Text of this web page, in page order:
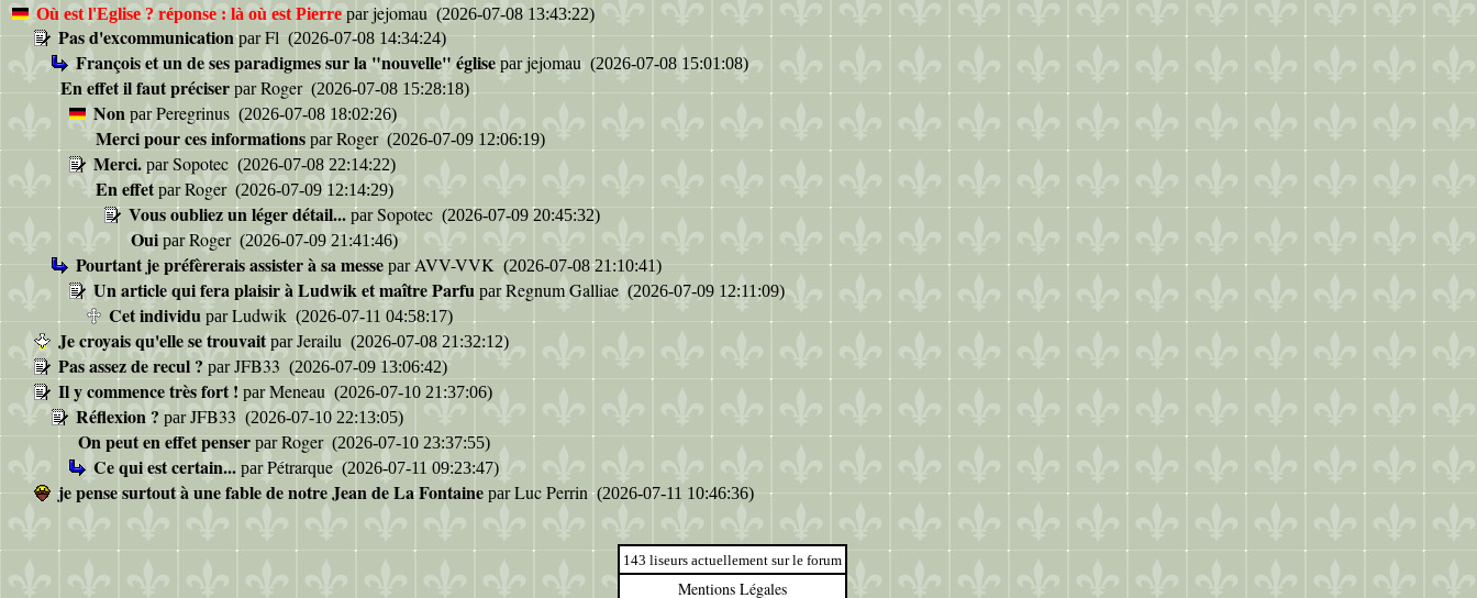
Où est l'Eglise ? réponse : là où est Pierreparjejomau(2026-07-08 13:43:22)
Pas d'excommunicationparFl (2026-07-08 14:34:24)
François et un de ses paradigmes sur la "nouvelle" église parjejomau (2026-07-08 15:01:08)
En effet il faut préciser parRoger (2026-07-08 15:28:18)
Non parPeregrinus (2026-07-08 18:02:26)
Merci pour ces informations parRoger (2026-07-09 12:06:19)
Merci. parSopotec (2026-07-08 22:14:22)
En effetparRoger (2026-07-09 12:14:29)
Vous oubliez un léger détail... parSopotec (2026-07-09 20:45:32)
OuiparRoger (2026-07-09 21:41:46)
Pourtant je préfèrerais assister à sa messe parAVV-VVK (2026-07-08 21:10:41)
Un article qui fera plaisir à Ludwik et maître Parfu parRegnum Galliae (2026-07-09 12:11:09)
Cet individu parLudwik (2026-07-11 04:58:17)
Je croyais qu'elle se trouvaitparJerailu (2026-07-08 21:32:12)
Pas assez de recul ? parJFB33 (2026-07-09 13:06:42)
Il y commence très fort ! parMeneau (2026-07-10 21:37:06)
Réflexion ? parJFB33 (2026-07-10 22:13:05)
On peut en effet penser parRoger (2026-07-10 23:37:55)
Ce qui est certain... parPétrarque (2026-07-11 09:23:47)
je pense surtout à une fable de notre Jean de La Fontaine parLuc Perrin(2026-07-11 10:46:36)
143 liseurs actuellement sur le forum
Mentions Légales